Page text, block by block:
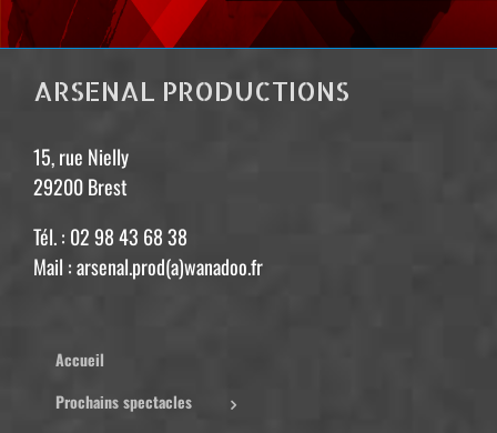
ARSENAL PRODUCTIONS
15, rue Nielly
29200 Brest
Tél. : 02 98 43 68 38
Mail : arsenal.prod(a)wanadoo.fr
Accueil
Prochains spectacles